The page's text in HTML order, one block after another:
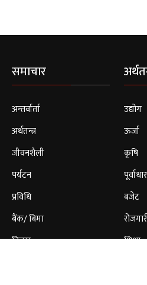
समाचार
अन्तर्वार्ता
अर्थतन्त्र
जीवनशैली
पर्यटन
प्रविधि
बैंक/ बिमा
विचार
उद्योग
ऊर्जा
कृषि
पूर्वाधार
बजेट
शिक्षा